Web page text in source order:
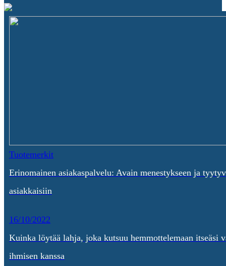
Tuotemerkit
Erinomainen asiakaspalvelu: Avain menestykseen ja
asiakkaisiin
16/10/2022
Kuinka löytää lahja, joka kutsuu hemmottelemaan itseäsi
ihmisen kanssa